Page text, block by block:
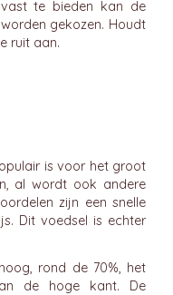
te bieden kan de
gekozen. Houdt
ruit aan.
is voor het groot
, al wordt ook andere
zijn een snelle
Dit voedsel is echter
rond de 70%, het
de hoge kant. De